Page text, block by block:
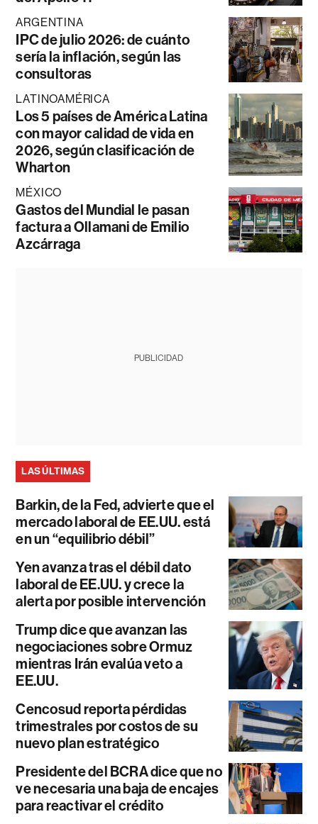
ARGENTINA
IPC de julio 2026: de cuánto
sería la inflación, según las
consultoras
LATINOAMÉRICA
Los 5 países de América Latina
con mayor calidad de vida en
2026, según clasificación de
Wharton
MÉXICO
Gastos del Mundial le pasan
factura a Ollamani de Emilio
Azcárraga
PUBLICIDAD
LAS ÚLTIMAS
Barkin, de la Fed, advierte que el
mercado laboral de EE.UU. está
en un “equilibrio débil”
Yen avanza tras el débil dato
laboral de EE.UU. y crece la
alerta por posible intervención
Trump dice que avanzan las
negociaciones sobre Ormuz
mientras Irán evalúa veto a
EE.UU.
Cencosud reporta pérdidas
trimestrales por costos de su
nuevo plan estratégico
Presidente del BCRA dice que no
ve necesaria una baja de encajes
para reactivar el crédito